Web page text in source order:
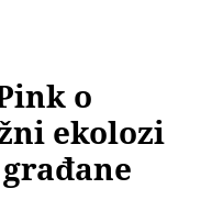
o
ekolozi